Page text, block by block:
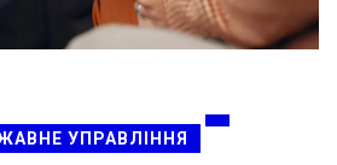
УПРАВЛІННЯ